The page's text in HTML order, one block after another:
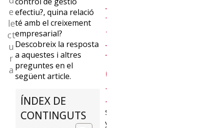
e
le
ct
u
r
a
efectiu?, quina relació
té amb el creixement
empresarial?
Descobreix la resposta
a aquestes i altres
preguntes en el
següent article.
ÍNDEX DE
CONTINGUTS
la
newslettrer
de
Euncet?
Suscríbete
y